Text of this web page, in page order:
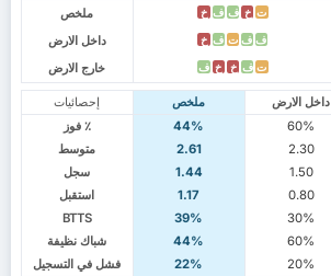
ملخص
ت خ ف ف خ
داخل الارض ف ف ت ف خ
خارج الارض ت ف خ خ ف
إحصائيات ملخص داخل الارض
٪ فوز
44% 60%
متوسط
2.61 2.30
سجل
1.44 1.50
استقبل
1.17 0.80
BTTS
39% 30%
شباك نظيفة
44% 60%
فشل في التسجيل
22% 20%